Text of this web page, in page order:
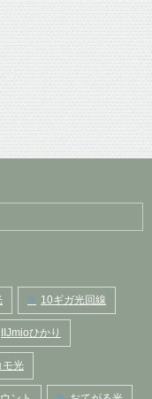
10ギガ光回線
IIJmioひかり
モ光